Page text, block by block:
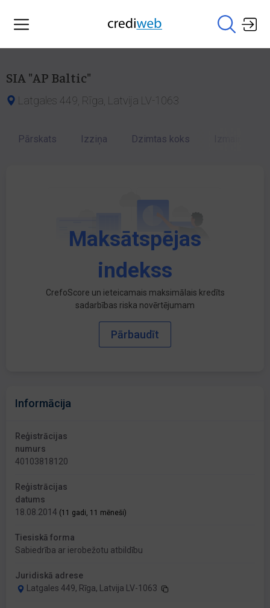
SIA "AP Baltic"
Latgales 449, Rīga, Latvija LV-1063
Pārskats Izziņa Dzimtas koks
Maksātspējas
indekss
CrefoScore un ieteicamais maksimālais kredīts
sadarbības riska novērtējumam
Pārbaudīt
Informācija
Reģistrācijas
numurs
40103818120
Reģistrācijas
datums
18.08.2014 (11 gadi, 11 mēneši)
Tiesiskā forma
Sabiedrība ar ierobežotu atbildību
Juridiskā adrese
Latgales 449, Rīga, Latvija LV-1063